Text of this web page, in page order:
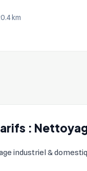
:
industriel &
km